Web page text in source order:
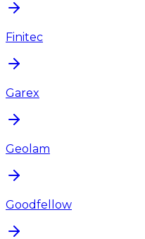
Finitec
Garex
Geolam
Goodfellow